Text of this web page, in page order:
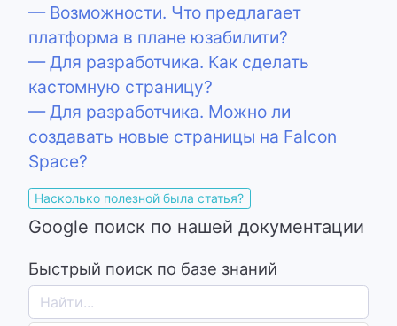
Быстрый поиск по базе знаний
— Возможности. Что предлагает
платформа в плане юзабилити?
— Для разработчика. Как сделать
кастомную страницу?
— Для разработчика. Можно ли
создавать новые страницы на Falcon
Space?
Насколько полезной была статья?
Google поиск по нашей документации